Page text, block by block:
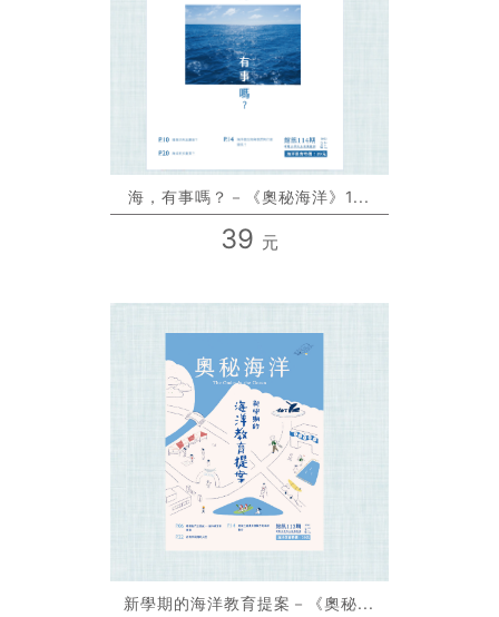
海，有事嗎？－《奧秘海洋》1...
39 元
新學期的海洋教育提案－《奧秘...